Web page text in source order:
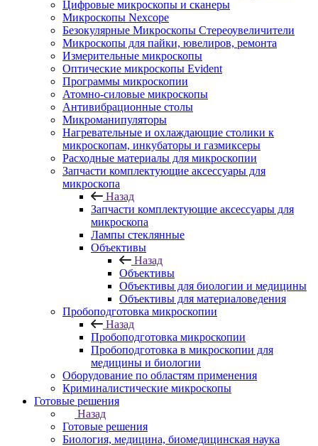
Цифровые микроскопы и сканеры
Микроскопы Nexcope
Безокулярные Микроскопы Стереоувеличители
Микроскопы для пайки, ювелиров, ремонта
Измерительные микроскопы
Оптические микроскопы Evident
Программы микроскопии
Атомно-силовые микроскопы
Антивибрационные столы
Микроманипуляторы
Нагревательные и охлаждающие столики к
микроскопам, инкубаторы и газмиксеры
Расходные материалы для микроскопии
Запчасти комплектующие аксессуары для
микроскопа
Назад
Запчасти комплектующие аксессуары для
микроскопа
Лампы стеклянные
Объективы
Назад
Объективы
Объективы для биологии и медицины
Объективы для материаловедения
Пробоподготовка микроскопии
Назад
Пробоподготовка микроскопии
Пробоподготовка в микроскопии для
медицины и биологии
Оборудование по областям применения
Криминалистические микроскопы
Готовые решения
Назад
Готовые решения
Биология, медицина, биомедицинская наука